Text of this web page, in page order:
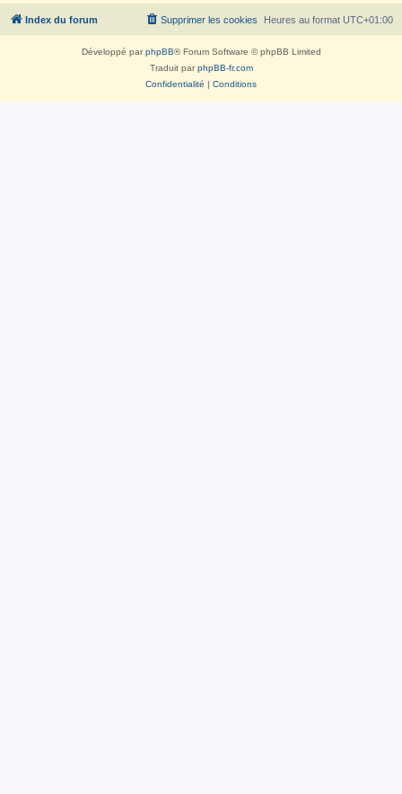
Index du forum Heures au format UTC+01:00
Supprimer les cookies
Développé parphpBB® Forum Software © phpBB Limited
Traduit parphpBB-fr.com
Confidentialité | Conditions